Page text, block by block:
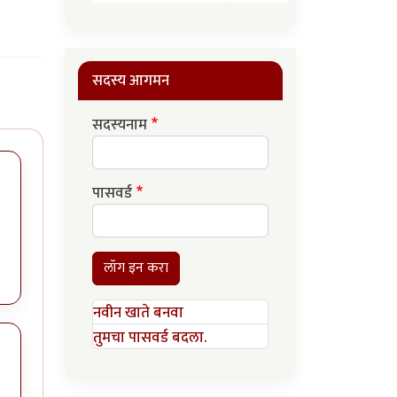
सदस्य आगमन
सदस्यनाम
पासवर्ड
लॉग इन करा
नवीन खाते बनवा
तुमचा पासवर्ड बदला.